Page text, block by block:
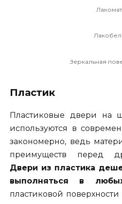
Лакомат
Зеркальная
Пластик
Пластиковые двери на
используются в
закономерно, ведь
преимуществ перед
Двери из пластика
выполняться в
пластиковой